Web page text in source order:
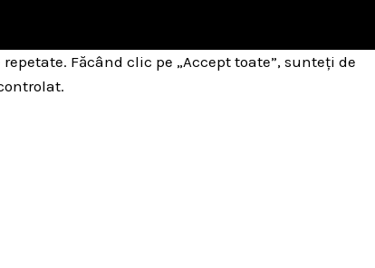
Făcând clic pe „Accept toate”, sunteți de